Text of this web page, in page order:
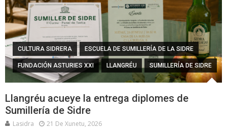
CULTURA SIDRERA ESCUELA DE SUMILLERÍA DE LA SIDRE
FUNDACIÓN ASTURIES XXI LLANGRÉU SUMILLERÍA DE SIDRE
Llangréu acueye la entrega diplomes de
Sumillería de Sidre
Lasidra 21 De Xunetu, 2026